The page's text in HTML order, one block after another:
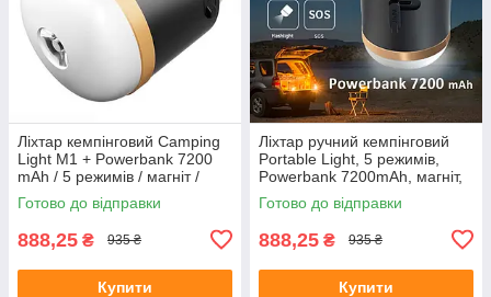
Ліхтар кемпінговий Camping
Light M1 + Powerbank 7200
mAh / 5 режимів / магніт /
гачок / IP65 / Type-C Black
Готово до відправки
888,25 ₴ 935 ₴
Купити
Ліхтар ручний кемпінговий
Portable Light, 5 режимів,
Powerbank 7200mAh, магніт,
IP65 Чорний
Готово до відправки
888,25 ₴ 935 ₴
Купити